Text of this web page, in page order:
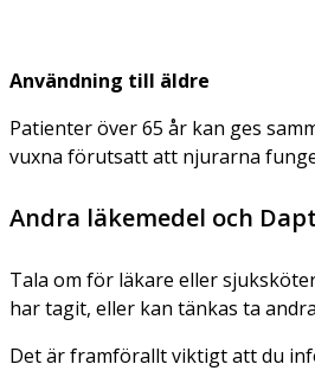
Användning till äldre
Patienter över 65 år kan ges
vuxna förutsatt att njurarna
Andra läkemedel och
Tala om för läkare eller
har tagit, eller kan tänkas ta
Det är framförallt viktigt att du